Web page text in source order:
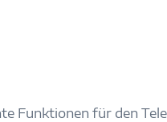
Funktionen für den